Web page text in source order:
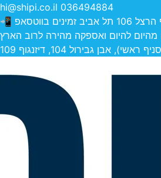
036494884
hi@shipi.co.il
📲
מהיום להיום ואספקה מהירה לרוב הארץ